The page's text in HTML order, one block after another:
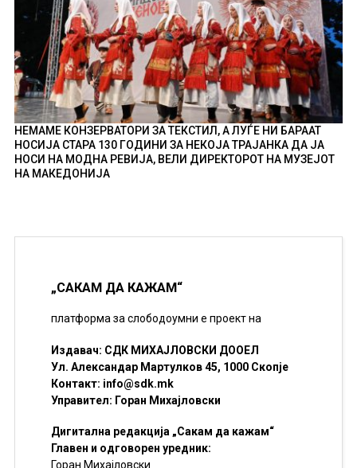
НЕМАМЕ КОНЗЕРВАТОРИ ЗА ТЕКСТИЛ, А ЛУЃЕ НИ БАРААТ
НОСИЈА СТАРА 130 ГОДИНИ ЗА НЕКОЈА ТРАЈАНКА ДА ЈА
НОСИ НА МОДНА РЕВИЈА, ВЕЛИ ДИРЕКТОРОТ НА МУЗЕЈОТ
НА МАКЕДОНИЈА
„САКАМ ДА КАЖАМ“
платформа за слободоумни е проект на
Издавач: СДК МИХАЈЛОВСКИ ДООЕЛ
Ул. Александар Мартулков 45, 1000 Скопје
Контакт: info@sdk.mk
Управител: Горан Михајловски
Дигитална редакција „Сакам да кажам“
Главен и одговорен уредник:
Горан Михајловски